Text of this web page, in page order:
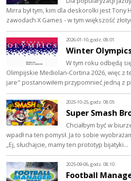
Mirra był tym, kim dla deskorolki jest Tony
zawodach X Games - w tym większość
2026-01-10, godz. 08:01
Winter
W tym roku odbędą
Olimpijskie Mediolan-Cortina 2026, więc z
jare" postanowiłem przypomnieć jedną z
2025-10-25, godz. 08:05
Super Smash
Chciałbym być w
wpadł na ten pomysł. Ja to sobie
„Ej, słuchajcie, mamy ten prototyp bijatyki…
2025-09-06, godz. 08:10
Football